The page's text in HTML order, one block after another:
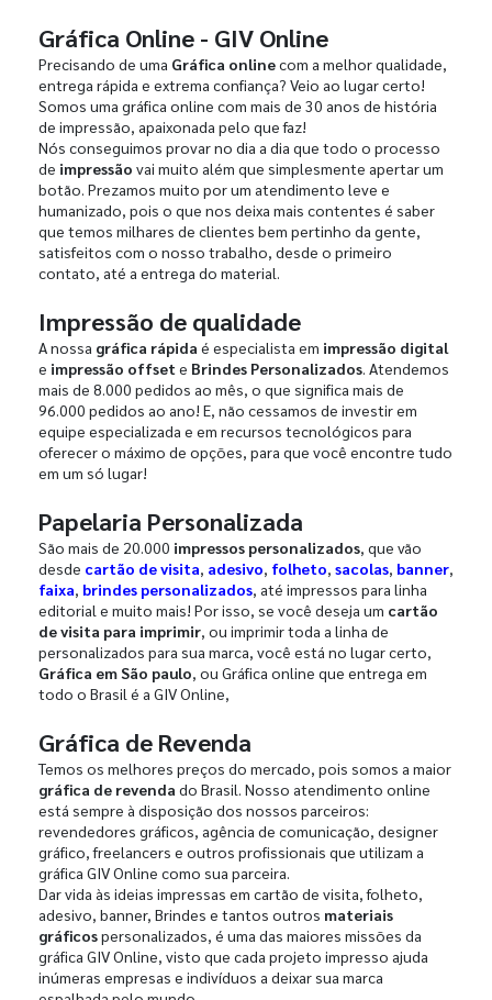
Gráfica Online - GIV Online
Precisando de uma Gráfica onlinecom a melhor qualidade,
entrega rápida e extrema confiança? Veio ao lugar certo!
Somos uma gráfica online com mais de 30 anos de história
de impressão, apaixonada pelo que faz!
Nós conseguimos provar no dia a dia que todo o processo
de impressão vai muito além que simplesmente apertar um
botão. Prezamos muito por um atendimento leve e
humanizado, pois o que nos deixa mais contentes é saber
que temos milhares de clientes bem pertinho da gente,
satisfeitos com o nosso trabalho, desde o primeiro
contato, até a entrega do material.
Impressão de qualidade
A nossa gráfica rápida é especialista em impressão digital
e impressão offset e Brindes Personalizados. Atendemos
mais de 8.000 pedidos ao mês, o que significa mais de
96.000 pedidos ao ano! E, não cessamos de investir em
equipe especializada e em recursos tecnológicos para
oferecer o máximo de opções, para que você encontre tudo
em um só lugar!
Papelaria Personalizada
São mais de 20.000 impressos personalizados, que vão
desde cartão de visita, adesivo, folheto, sacolas, banner,
faixa, brindes personalizados, até impressos para linha
editorial e muito mais! Por isso, se você deseja um cartão
de visita para imprimir, ou imprimir toda a linha de
personalizados para sua marca, você está no lugar certo,
Gráfica em São paulo, ou Gráfica online que entrega em
todo o Brasil é a GIV Online,
Gráfica de Revenda
Temos os melhores preços do mercado, pois somos a maior
gráfica de revenda do Brasil. Nosso atendimento online
está sempre à disposição dos nossos parceiros:
revendedores gráficos, agência de comunicação, designer
gráfico, freelancers e outros profissionais que utilizam a
gráfica GIV Online como sua parceira.
Dar vida às ideias impressas em cartão de visita, folheto,
adesivo, banner, Brindes e tantos outros materiais
gráficospersonalizados, é uma das maiores missões da
gráfica GIV Online, visto que cada projeto impresso ajuda
inúmeras empresas e indivíduos a deixar sua marca